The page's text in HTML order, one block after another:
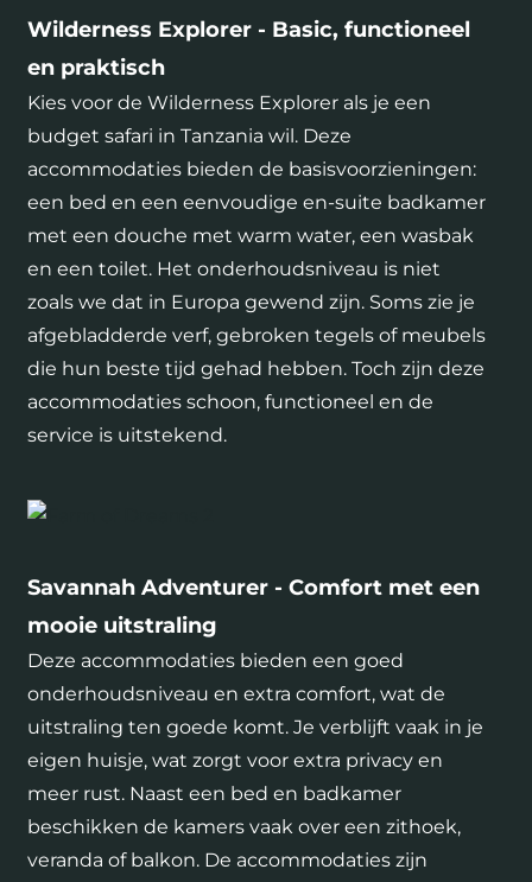
Wilderness Explorer - Basic, functioneel
en praktisch
Kies voor de Wilderness Explorer als je een
budget safari in Tanzania wil. Deze
accommodaties bieden de basisvoorzieningen:
een bed en een eenvoudige en-suite badkamer
met een douche met warm water, een wasbak
en een toilet. Het onderhoudsniveau is niet
zoals we dat in Europa gewend zijn. Soms zie je
afgebladderde verf, gebroken tegels of meubels
die hun beste tijd gehad hebben. Toch zijn deze
accommodaties schoon, functioneel en de
service is uitstekend.
Savannah Adventurer - Comfort met een
mooie uitstraling
Deze accommodaties bieden een goed
onderhoudsniveau en extra comfort, wat de
uitstraling ten goede komt. Je verblijft vaak in je
eigen huisje, wat zorgt voor extra privacy en
meer rust. Naast een bed en badkamer
beschikken de kamers vaak over een zithoek,
veranda of balkon. De accommodaties zijn